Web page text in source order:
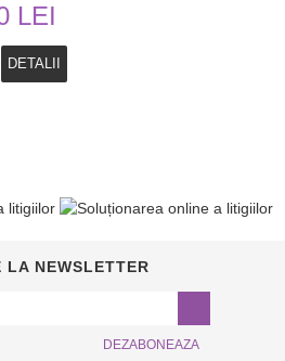
LEI
DETALII
LA NEWSLETTER
DEZABONEAZA